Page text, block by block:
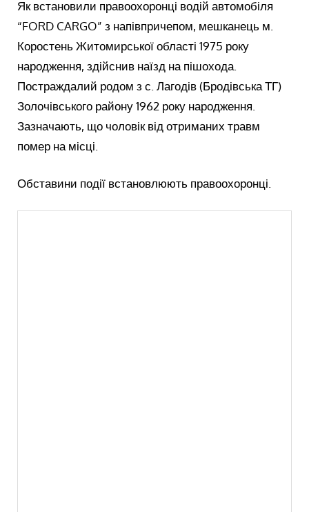
Як встановили правоохоронці водій автомобіля
“FORD CARGO” з напівпричепом, мешканець м.
Коростень Житомирської області 1975 року
народження, здійснив наїзд на пішохода.
Постраждалий родом з с. Лагодів (Бродівська ТГ)
Золочівського району 1962 року народження.
Зазначають, що чоловік від отриманих травм
помер на місці.
Обставини події встановлюють правоохоронці.